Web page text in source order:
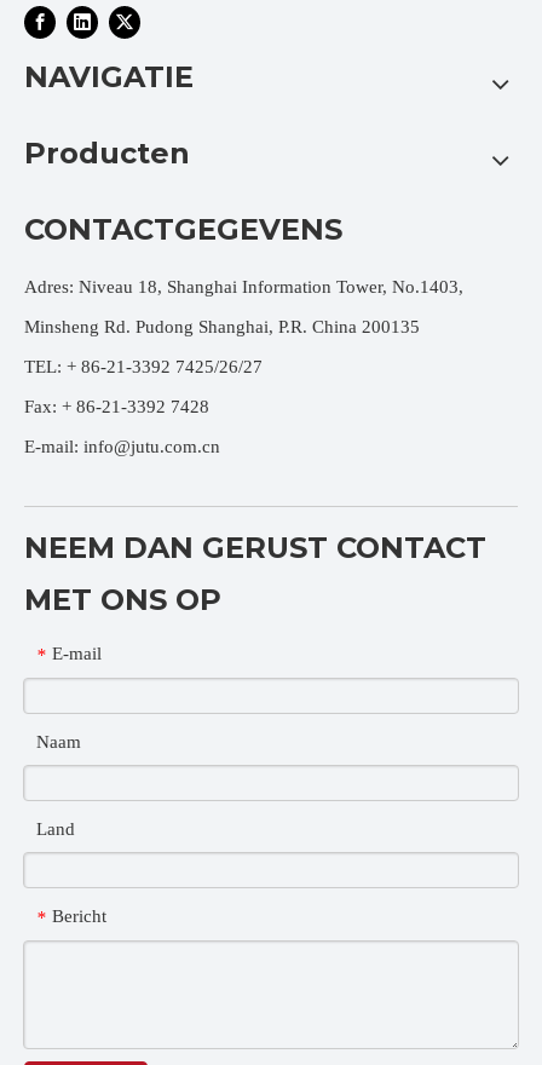
NAVIGATIE
Producten
CONTACTGEGEVENS
Adres: Niveau 18, Shanghai Information Tower, No.1403,
Minsheng Rd. Pudong Shanghai, P.R. China 200135
TEL: + 86-21-3392 7425/26/27
Fax: + 86-21-3392 7428
E-mail: info@jutu.com.cn
NEEM DAN GERUST CONTACT
MET ONS OP
* E-mail
Naam
Land
* Bericht